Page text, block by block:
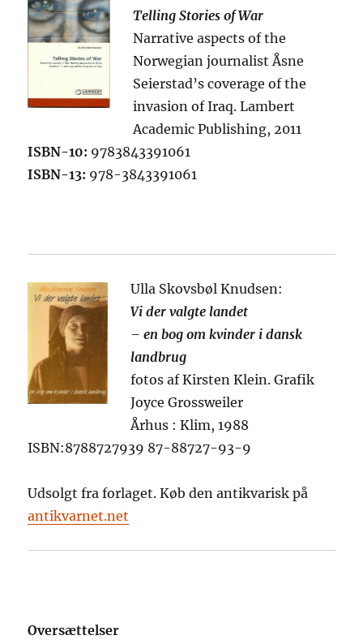
Telling Stories of War
Narrative aspects of the
Norwegian journalist Åsne
Seierstad’s coverage of the
invasion of Iraq. Lambert
Academic Publishing, 2011
ISBN-10: 9783843391061
ISBN-13: 978-3843391061
Ulla Skovsbøl Knudsen:
Vi der valgte landet
– en bog om kvinder i dansk
landbrug
fotos af Kirsten Klein. Grafik
Joyce Grossweiler
Århus : Klim, 1988
ISBN:8788727939 87-88727-93-9
Udsolgt fra forlaget. Køb den antikvarisk på
antikvarnet.net
Oversættelser